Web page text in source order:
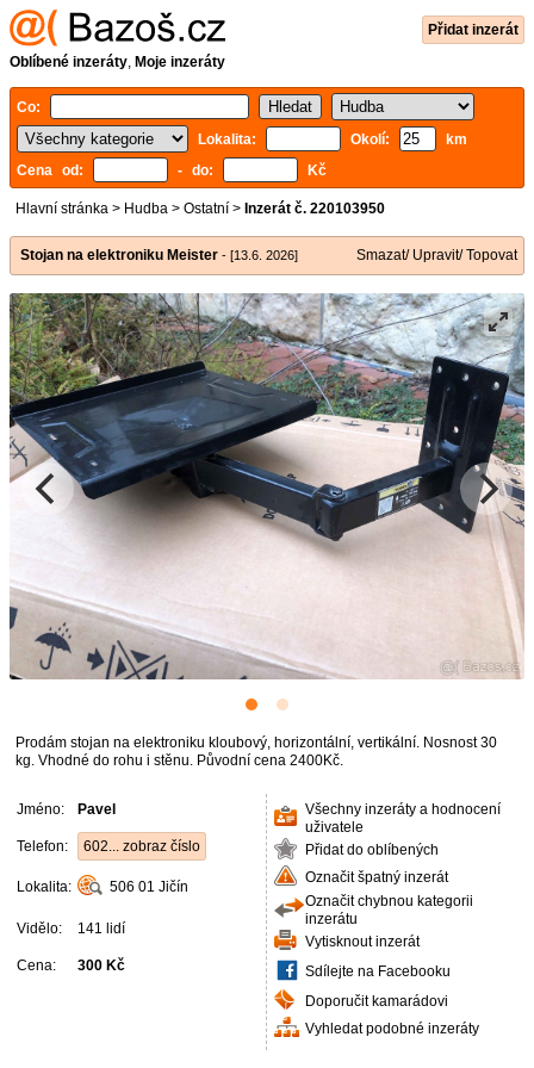
Přidat inzerát
Oblíbené inzeráty, Moje inzeráty
Co:
Lokalita:
Okolí:
km
Cena od:
- do: Kč
Hlavní stránka > Hudba > Ostatní > Inzerát č. 220103950
Stojan na elektroniku Meister - [13.6. 2026] Smazat/ Upravit/ Topovat
Prodám stojan na elektroniku kloubový, horizontální, vertikální. Nosnost 30
kg. Vhodné do rohu i stěnu. Původní cena 2400Kč.
Jméno: Pavel
Telefon: 602... zobraz číslo
Lokalita: 506 01 Jičín
Vidělo: 141 lidí
Cena: 300 Kč
Všechny inzeráty a hodnocení
uživatele
Přidat do oblíbených
Označit špatný inzerát
Označit chybnou kategorii
inzerátu
Vytisknout inzerát
Sdílejte na Facebooku
Doporučit kamarádovi
Vyhledat podobné inzeráty